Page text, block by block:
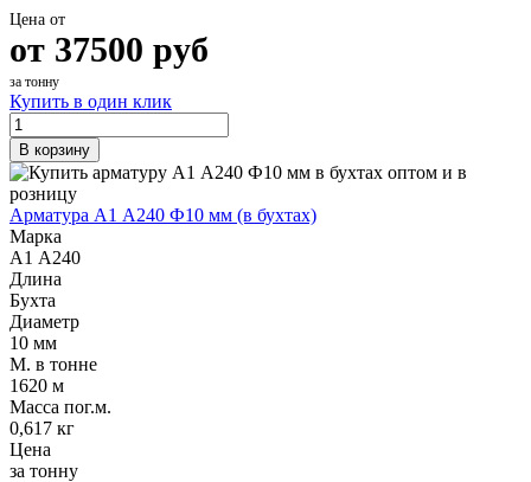
Цена от
от 37500 руб
за тонну
Купить в один клик
В корзину
Арматура А1 А240 Ф10 мм (в бухтах)
Марка
А1 А240
Длина
Бухта
Диаметр
10 мм
М. в тонне
1620 м
Масса пог.м.
0,617 кг
Цена
за тонну